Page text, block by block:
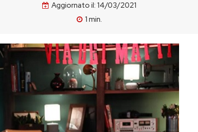
Aggiornato il: 14/03/2021
1 min.